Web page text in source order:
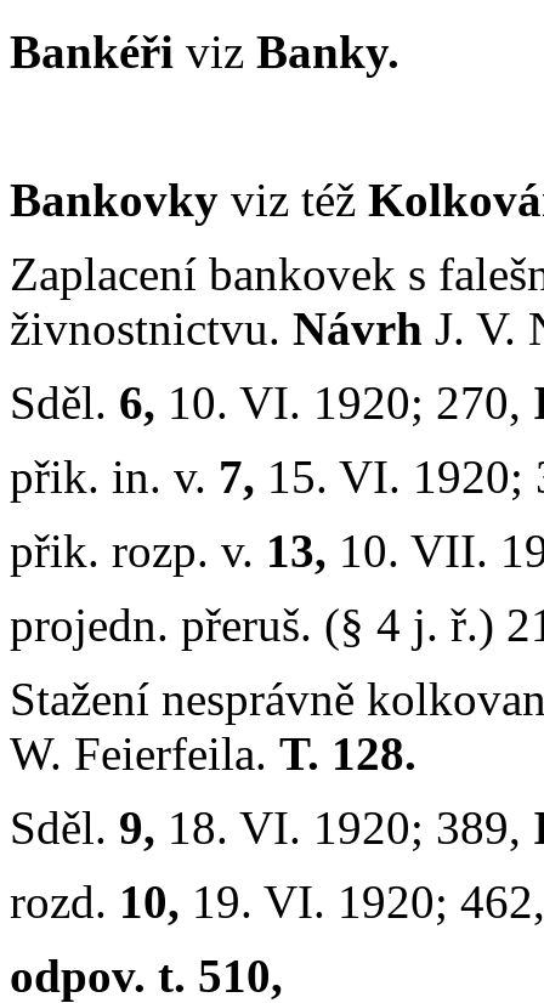
Bankéři viz Banky.
Bankovky viz též
Zaplacení bankovek s
živnostnictvu. Návrh J. V.
Sděl. 6, 10. VI. 1920; 270,
přik. in. v. 7, 15. VI. 1920;
přik. rozp. v. 13, 10. VII.
projedn. přeruš. (§ 4 j. ř.)
Stažení nesprávně
W. Feierfeila. T. 128.
Sděl. 9, 18. VI. 1920; 389,
rozd. 10, 19. VI. 1920;
odpov. t. 510,